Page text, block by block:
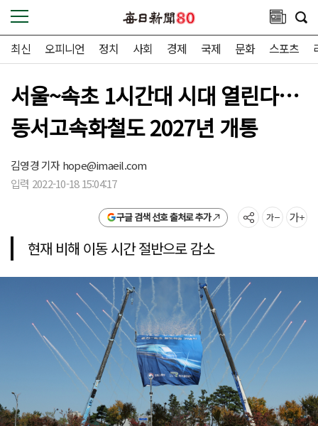
최신 오피니언 정치 사회 경제 국제 문화 스포츠
서울~속초 1시간대 시대 열린다…
동서고속화철도 2027년 개통
김영경 기자hope@imaeil.com
입력 2022-10-18 15:04:17
구글 검색 선호 출처로 추가
현재 비해 이동 시간 절반으로 감소